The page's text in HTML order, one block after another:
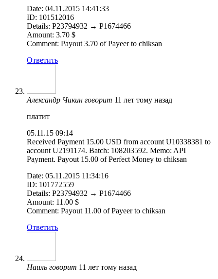
Date: 04.11.2015 14:41:33
ID: 101512016
Details: P23794932 → P1674466
Amount: 3.70 $
Comment: Payout 3.70 of Payeer to chiksan
Ответить
Александр Чикин говорит 11 лет тому назад
платит
05.11.15 09:14
Received Payment 15.00 USD from account U10338381 to
account U2191174. Batch: 108203592. Memo: API
Payment. Payout 15.00 of Perfect Money to chiksan
Date: 05.11.2015 11:34:16
ID: 101772559
Details: P23794932 → P1674466
Amount: 11.00 $
Comment: Payout 11.00 of Payeer to chiksan
Ответить
Наиль говорит 11 лет тому назад